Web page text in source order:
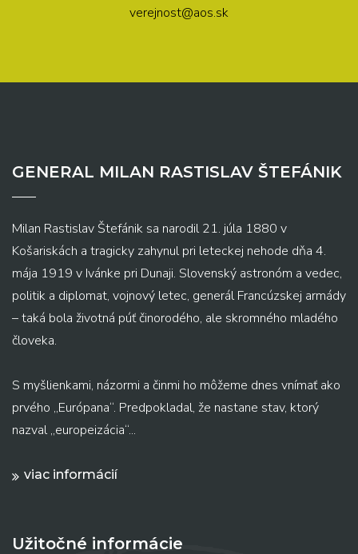
verejnost@aos.sk
GENERAL MILAN RASTISLAV ŠTEFÁNIK
Milan Rastislav Štefánik sa narodil 21. júla 1880 v
Košariskách a tragicky zahynul pri leteckej nehode dňa 4.
mája 1919 v Ivánke pri Dunaji. Slovenský astronóm a vedec,
politik a diplomat, vojnový letec, generál Francúzskej armády
– taká bola životná púť činorodého, ale skromného mladého
človeka.
S myšlienkami, názormi a činmi ho môžeme dnes vnímať ako
prvého „Európana“. Predpokladal, že nastane stav, ktorý
nazval „europeizácia“...
viac informácií
Užitočné informácie